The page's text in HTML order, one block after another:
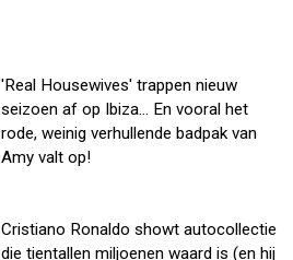
'Real Housewives' trappen nieuw
seizoen af op Ibiza... En vooral het
rode, weinig verhullende badpak van
Amy valt op!
Cristiano Ronaldo showt autocollectie
die tientallen miljoenen waard is (en hij